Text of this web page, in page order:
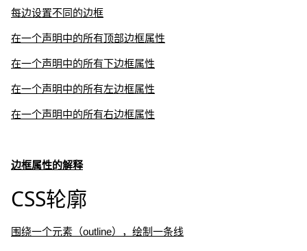
每边设置不同的边框
在一个声明中的所有顶部边框属性
在一个声明中的所有下边框属性
在一个声明中的所有左边框属性
在一个声明中的所有右边框属性
边框属性的解释
CSS轮廓
围绕一个元素（outline），绘制一条线